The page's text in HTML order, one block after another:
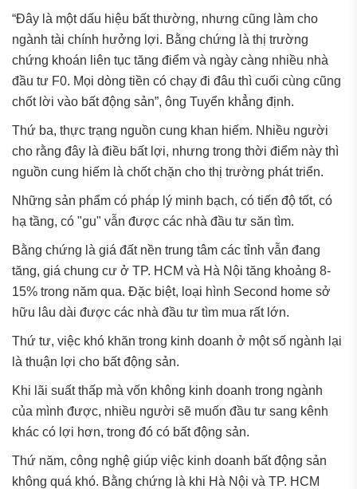
“Đây là một dấu hiệu bất thường, nhưng cũng làm cho
ngành tài chính hưởng lợi. Bằng chứng là thị trường
chứng khoán liên tục tăng điểm và ngày càng nhiều nhà
đầu tư F0. Mọi dòng tiền có chạy đi đâu thì cuối cùng cũng
chốt lời vào bất động sản”, ông Tuyển khẳng định.
Thứ ba, thực trạng nguồn cung khan hiếm. Nhiều người
cho rằng đây là điều bất lợi, nhưng trong thời điểm này thì
nguồn cung hiếm là chốt chặn cho thị trường phát triển.
Những sản phẩm có pháp lý minh bạch, có tiến độ tốt, có
hạ tầng, có "gu" vẫn được các nhà đầu tư săn tìm.
Bằng chứng là giá đất nền trung tâm các tỉnh vẫn đang
tăng, giá chung cư ở TP. HCM và Hà Nội tăng khoảng 8-
15% trong năm qua. Đặc biệt, loại hình Second home sở
hữu lâu dài được các nhà đầu tư tìm mua rất lớn.
Thứ tư, việc khó khăn trong kinh doanh ở một số ngành lại
là thuận lợi cho bất động sản.
Khi lãi suất thấp mà vốn không kinh doanh trong ngành
của mình được, nhiều người sẽ muốn đầu tư sang kênh
khác có lợi hơn, trong đó có bất động sản.
Thứ năm, công nghệ giúp việc kinh doanh bất động sản
không quá khó. Bằng chứng là khi Hà Nội và TP. HCM